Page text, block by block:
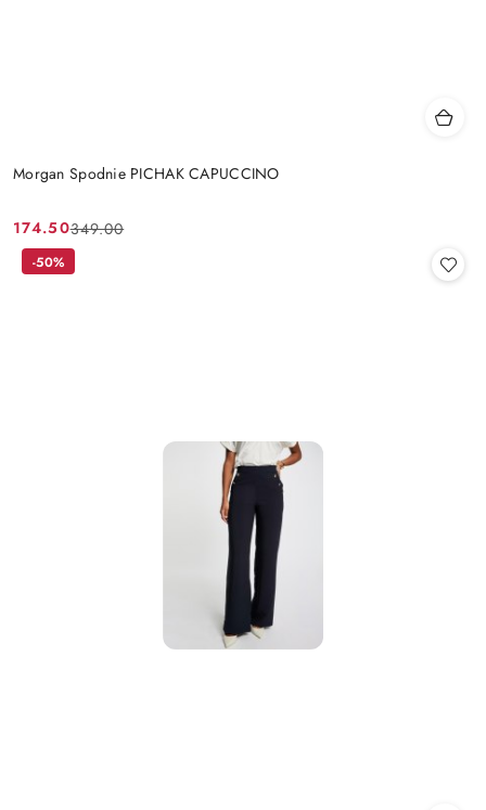
Morgan Spodnie PICHAK CAPUCCINO
Cena
promocyjna:
174.50
Cena
przed
349.00
-50%